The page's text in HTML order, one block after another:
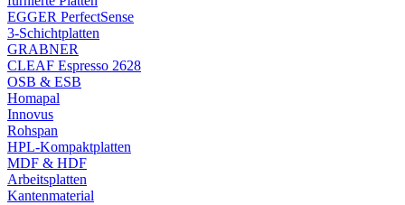
EGGER PerfectSense
3-Schichtplatten
GRABNER
CLEAF Espresso 2628
OSB & ESB
Homapal
Innovus
Rohspan
HPL-Kompaktplatten
MDF & HDF
Arbeitsplatten
Kantenmaterial